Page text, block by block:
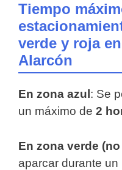
Tiempo
verde y roja
Alarcón
En zona azul : Se
un máximo de 2
En zona verde
aparcar durante un